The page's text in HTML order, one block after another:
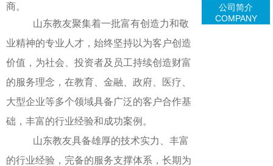
商。
山东教友聚集着一批富有创造力和敬
业精神的专业人才，始终坚持以为客户创造
价值，为社会、投资者及员工持续创造财富
的服务理念，在教育、金融、政府、医疗、
大型企业等多个领域具备广泛的客户合作基
础，丰富的行业经验和成功案例。
山东教友具备雄厚的技术实力、丰富
的行业经验，完备的服务支撑体系，长期为
公司简介
COMPANY